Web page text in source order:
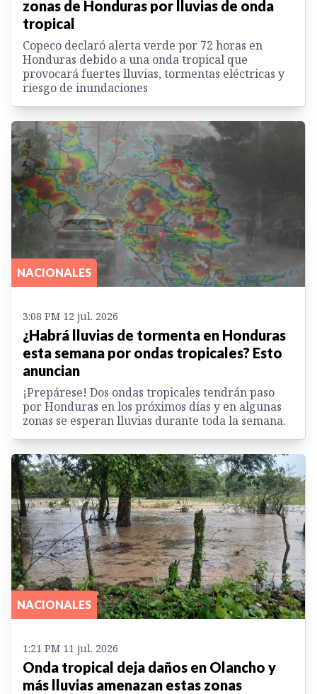
zonas de Honduras por lluvias de onda
tropical
Copeco declaró alerta verde por 72 horas en
Honduras debido a una onda tropical que
provocará fuertes lluvias, tormentas eléctricas y
riesgo de inundaciones
NACIONALES
3:08 PM 12 jul. 2026
¿Habrá lluvias de tormenta en Honduras
esta semana por ondas tropicales? Esto
anuncian
¡Prepárese! Dos ondas tropicales tendrán paso
por Honduras en los próximos días y en algunas
zonas se esperan lluvias durante toda la semana.
NACIONALES
1:21 PM 11 jul. 2026
Onda tropical deja daños en Olancho y
más lluvias amenazan estas zonas